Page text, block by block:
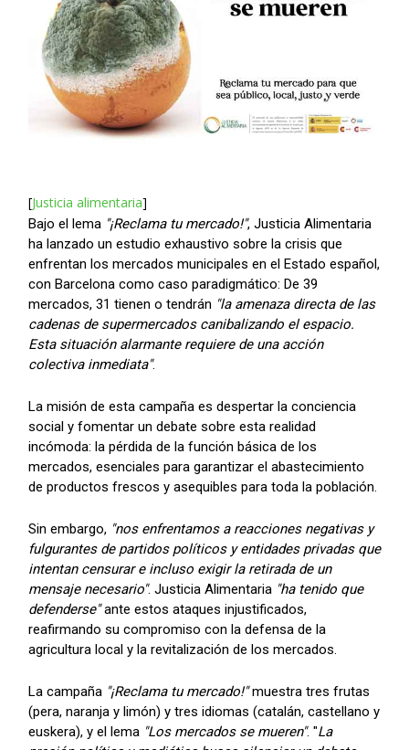
[Justicia alimentaria]
Bajo el lema "¡Reclama tu mercado!", Justicia Alimentaria
ha lanzado un estudio exhaustivo sobre la crisis que
enfrentan los mercados municipales en el Estado español,
con Barcelona como caso paradigmático: De 39
mercados, 31 tienen o tendrán "la amenaza directa de las
cadenas de supermercados canibalizando el espacio.
Esta situación alarmante requiere de una acción
colectiva inmediata".
La misión de esta campaña es despertar la conciencia
social y fomentar un debate sobre esta realidad
incómoda: la pérdida de la función básica de los
mercados, esenciales para garantizar el abastecimiento
de productos frescos y asequibles para toda la población.
Sin embargo, "nos enfrentamos a reacciones negativas y
fulgurantes de partidos políticos y entidades privadas que
intentan censurar e incluso exigir la retirada de un
mensaje necesario". Justicia Alimentaria "ha tenido que
defenderse"ante estos ataques injustificados,
reafirmando su compromiso con la defensa de la
agricultura local y la revitalización de los mercados.
La campaña "¡Reclama tu mercado!"muestra tres frutas
(pera, naranja y limón) y tres idiomas (catalán, castellano y
euskera), y el lema "Los mercados se mueren". "La